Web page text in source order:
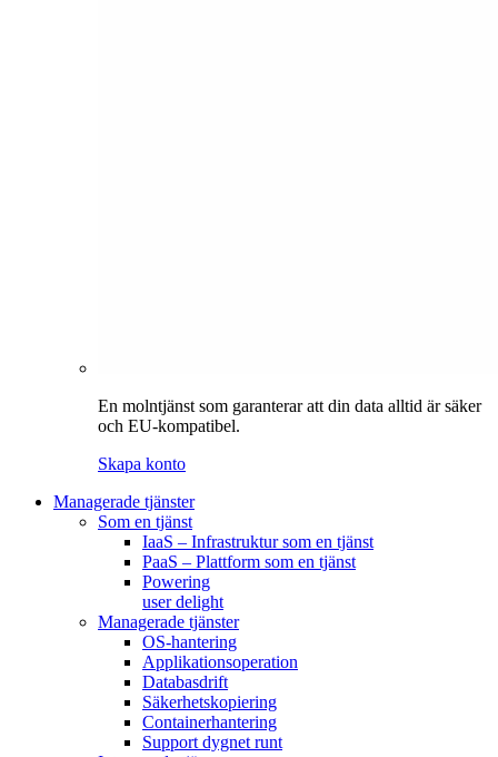
En molntjänst som garanterar att din data alltid är säker
och EU-kompatibel.
Skapa konto
Managerade tjänster
Som en tjänst
IaaS – Infrastruktur som en tjänst
PaaS – Plattform som en tjänst
Powering
user delight
Managerade tjänster
OS-hantering
Applikationsoperation
Databasdrift
Säkerhetskopiering
Containerhantering
Support dygnet runt